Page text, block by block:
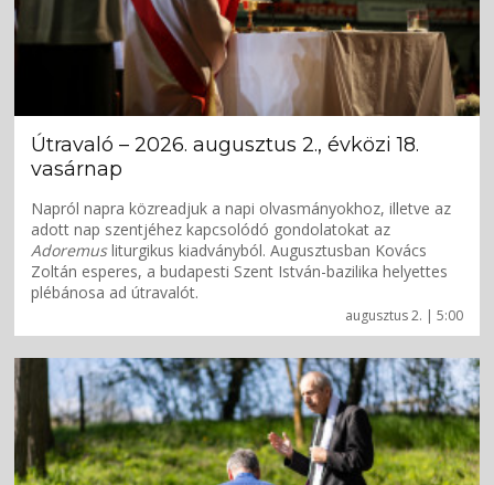
augusztus 2. | 5:00
Útravaló – 2026. augusztus 2., évközi 18.
vasárnap
Napról napra közreadjuk a napi olvasmányokhoz, illetve az
adott nap szentjéhez kapcsolódó gondolatokat az
Adoremusliturgikus kiadványból. Augusztusban Kovács
Zoltán esperes, a budapesti Szent István-bazilika helyettes
plébánosa ad útravalót.